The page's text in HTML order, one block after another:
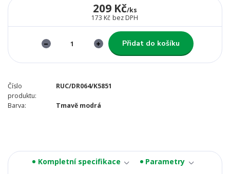
209 Kč/ks
173 Kč bez DPH
Přidat do košíku
Číslo
produktu:
RUC/DR064/K5851
Barva: Tmavě modrá
Kompletní specifikace
Parametry